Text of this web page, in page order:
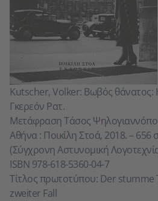
Kutscher, Volker: Βωβός
Γκερεόν Ρατ.
Μετάφραση Τάσος
Αθήνα : Ποικίλη Στοά, 2018. – 656
(Σύγχρονη Αστυνομική
ISBN 978-618-5360-04-7
Τίτλος πρωτοτύπου: Der stumme
zweiter Fall